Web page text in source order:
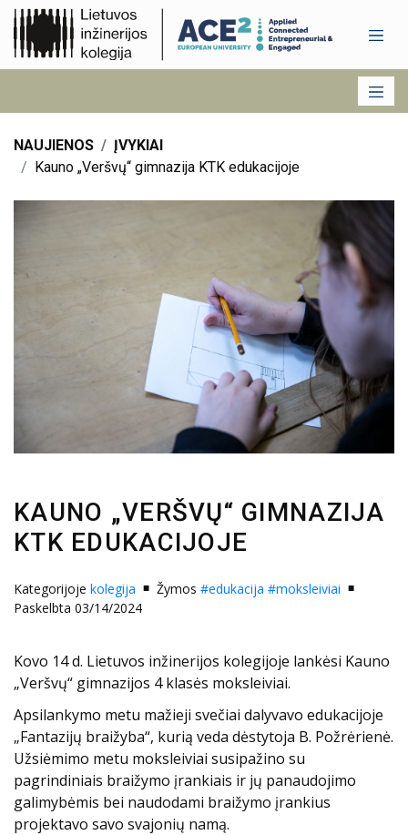
NAUJIENOS
ĮVYKIAI
Kauno „Veršvų“ gimnazija KTK edukacijoje
KAUNO „VERŠVŲ“ GIMNAZIJA
KTK EDUKACIJOJE
Kategorijoje kolegija Žymos #edukacija #moksleiviai
Paskelbta 03/14/2024
Kovo 14 d. Lietuvos inžinerijos kolegijoje lankėsi Kauno
„Veršvų“ gimnazijos 4 klasės moksleiviai.
Apsilankymo metu mažieji svečiai dalyvavo edukacijoje
„Fantazijų braižyba“, kurią veda dėstytoja B. Požrėrienė.
Užsiėmimo metu moksleiviai susipažino su
pagrindiniais braižymo įrankiais ir jų panaudojimo
galimybėmis bei naudodami braižymo įrankius
projektavo savo svajonių namą.